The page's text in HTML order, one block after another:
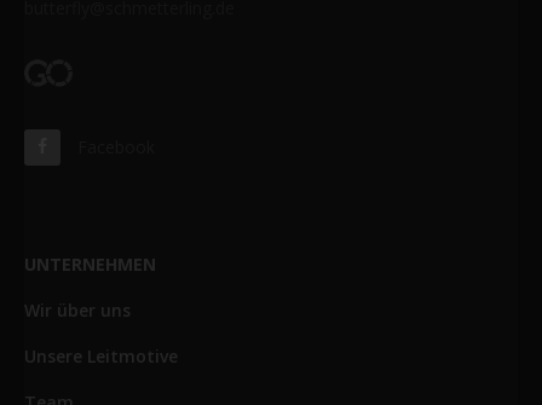
UNTERNEHMEN
Wir über uns
Unsere Leitmotive